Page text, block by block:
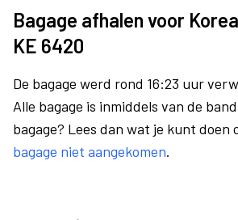
Bagage afhalen voor
KE 6420
De bagage werd rond 16:23 uur
Alle bagage is inmiddels van de
bagage? Lees dan wat je kunt doen
bagage niet aangekomen.